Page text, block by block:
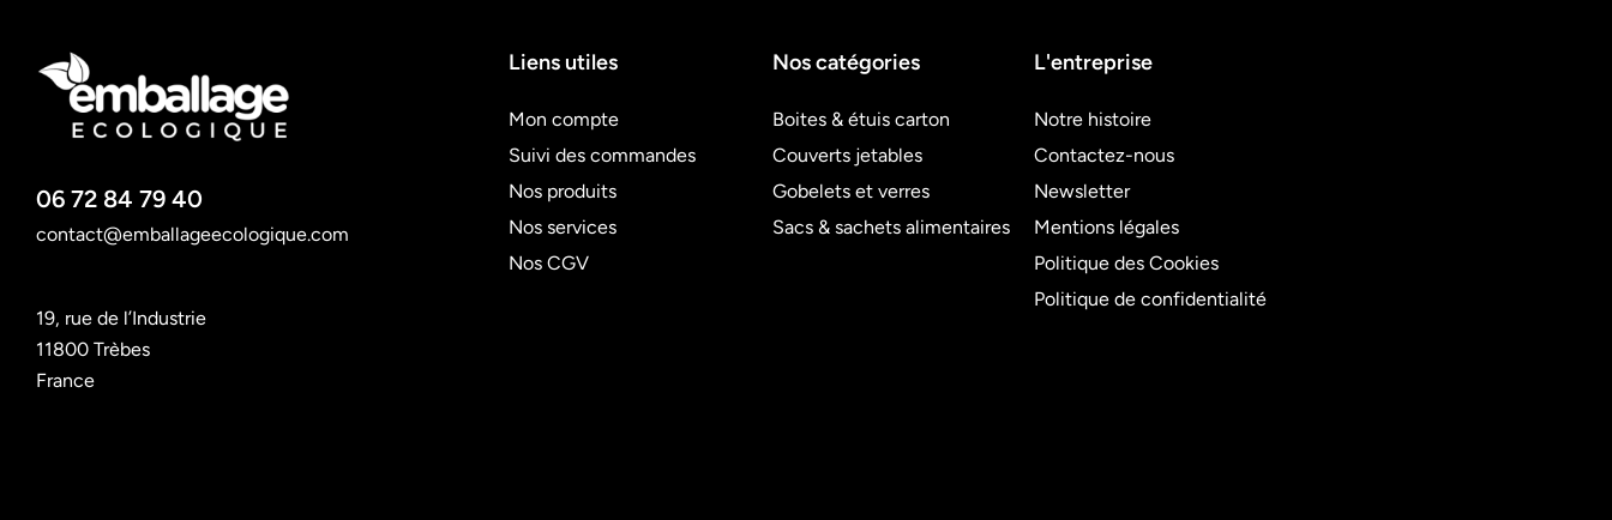
06 72 84 79 40
contact@emballageecologique.com
19, rue de l’Industrie
11800 Trèbes
France
Liens utiles
Mon compte
Suivi des commandes
Nos produits
Nos services
Nos CGV
Nos catégories
Boites & étuis carton
Couverts jetables
Gobelets et verres
Sacs & sachets alimentaires
L'entreprise
Notre histoire
Contactez-nous
Newsletter
Mentions légales
Politique des Cookies
Politique de confidentialité